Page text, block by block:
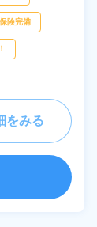
険完備
をみる